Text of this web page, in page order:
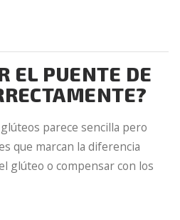
EL PUENTE DE
parece sencilla pero
que marcan la diferencia
glúteo o compensar con los